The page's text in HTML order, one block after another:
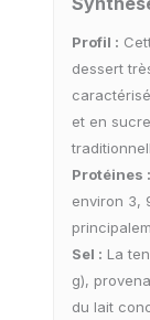
Profil :
dessert
et en
Protéines :
environ 3,
Sel : La
g),
du lait